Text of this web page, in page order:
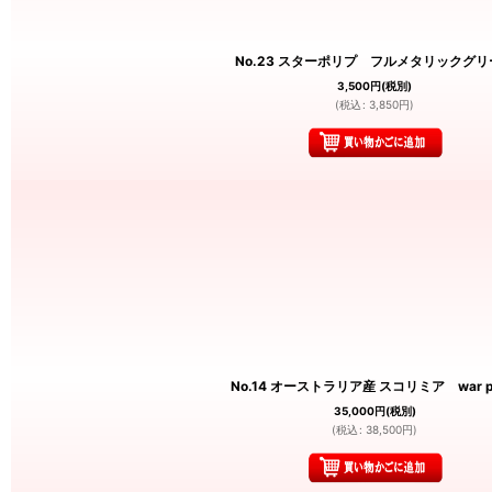
No.23 スターポリプ フルメタリックグリ
3,500円(税別)
(税込 : 3,850円)
No.14 オーストラリア産 スコリミア war
35,000円(税別)
(税込 : 38,500円)